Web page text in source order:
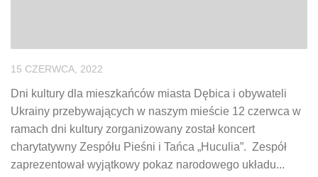
15 CZERWCA, 2022
Dni kultury dla mieszkańców miasta Dębica i obywateli
Ukrainy przebywających w naszym mieście 12 czerwca w
ramach dni kultury zorganizowany został koncert
charytatywny Zespółu Pieśni i Tańca „Huculia”. Zespół
zaprezentował wyjątkowy pokaz narodowego układu...